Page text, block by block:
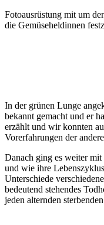
Foto­aus­rüs­tung mit um
die Gemü­se­hel­din­nen
In der grü­nen Lun­ge
bekannt gemacht und er
erzählt und wir konn­ten
Vor­er­fah­run­gen der
Danach ging es wei­ter
und wie ihre
Unter­schie­de
bedeu­tend ste­hen­des
jeden altern­den